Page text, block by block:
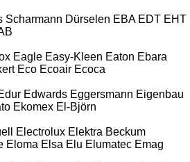
Scharmann Dürselen EBA EDT EHT
Eagle Easy-Kleen Eaton Ebara
Eco Ecoair Ecoca
Edwards Eggersmann Eigenbau
Ekomex El-Björn
Electrolux Elektra Beckum
Eloma Elsa Elu Elumatec Emag